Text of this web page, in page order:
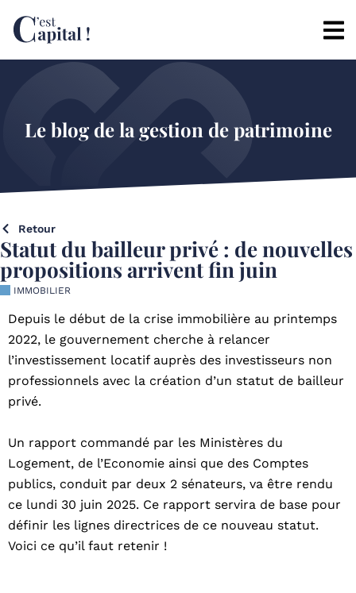
Le blog de la gestion de patrimoine
Retour
Statut du bailleur privé : de nouvelles
propositions arrivent fin juin
IMMOBILIER
Depuis le début de la crise immobilière au printemps
2022, le gouvernement cherche à relancer
l’investissement locatif auprès des investisseurs non
professionnels avec la création d’un statut de bailleur
privé.
Un rapport commandé par les Ministères du
Logement, de l’Economie ainsi que des Comptes
publics, conduit par deux 2 sénateurs, va être rendu
ce lundi 30 juin 2025. Ce rapport servira de base pour
définir les lignes directrices de ce nouveau statut.
Voici ce qu’il faut retenir !